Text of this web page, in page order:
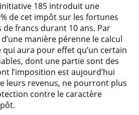
185 introduit une
de cet impôt sur les fortunes
de francs durant 10 ans. Par
manière pérenne le calcul
qui aura pour effet qu’un certain
dont une partie sont des
l’imposition est aujourd’hui
leurs revenus, ne pourront plus
contre le caractère